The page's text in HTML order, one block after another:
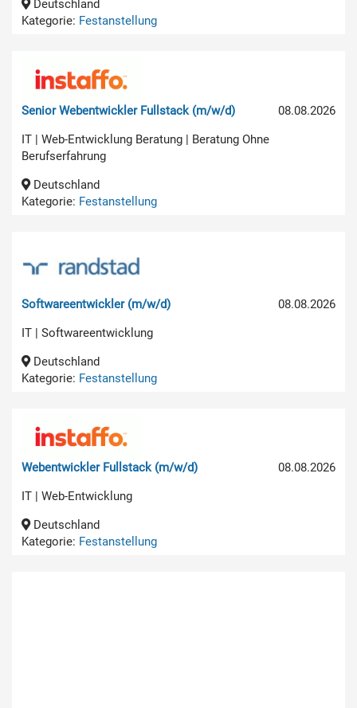
Deutschland
Kategorie: Festanstellung
08.08.2026
Senior Webentwickler Fullstack (m/w/d)
IT | Web-Entwicklung Beratung | Beratung Ohne
Berufserfahrung
Deutschland
Kategorie: Festanstellung
08.08.2026
Softwareentwickler (m/w/d)
IT | Softwareentwicklung
Deutschland
Kategorie: Festanstellung
08.08.2026
Webentwickler Fullstack (m/w/d)
IT | Web-Entwicklung
Deutschland
Kategorie: Festanstellung